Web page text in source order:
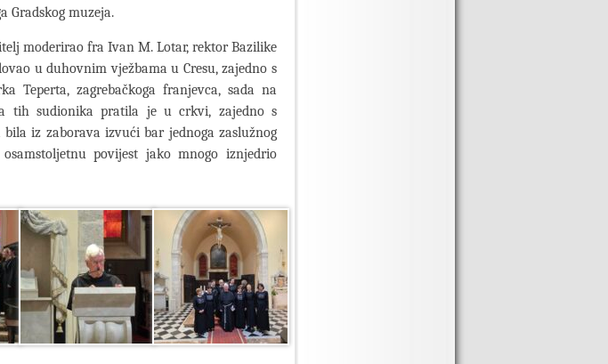
Gradskog muzeja.
moderirao fra Ivan M. Lotar, rektor Bazilike
u duhovnim vježbama u Cresu, zajedno s
Teperta, zagrebačkoga franjevca, sada na
tih sudionika pratila je u crkvi, zajedno s
iz zaborava izvući bar jednoga zaslužnog
povijest jako mnogo iznjedrio